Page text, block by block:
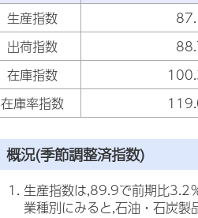
生産指数
出荷指数
在庫指数
在庫率指数
概況(季節調整済指数)
生産指数は,89.9で前期比3.2
業種別にみると,石油・石炭製